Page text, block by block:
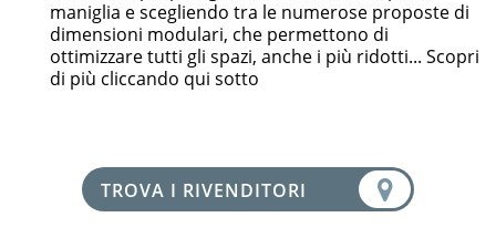
maniglia e scegliendo tra le numerose proposte di
dimensioni modulari, che permettono di
ottimizzare tutti gli spazi, anche i più ridotti... Scopri
di più cliccando qui sotto
TROVA I RIVENDITORI